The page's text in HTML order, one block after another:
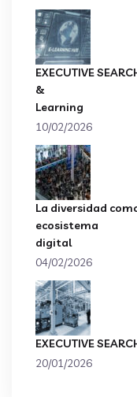
EXECUTIVE
&
Learning
10/02/2026
La diversidad
ecosistema
digital
04/02/2026
EXECUTIVE
20/01/2026